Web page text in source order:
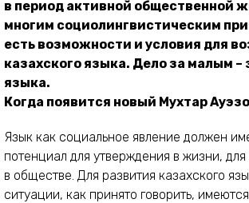
в период активной общественной
многим социолингвистическим
есть возможности и условия для
казахского языка. Дело за малым –
языка.
Когда появится новый Мухтар
Язык как социальное явление должен
потенциал для утверждения в жизни, для
в обществе. Для развития казахского
ситуации, как принято говорить,